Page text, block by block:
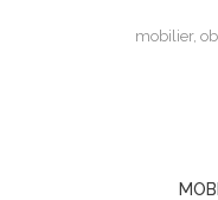
mobilier,